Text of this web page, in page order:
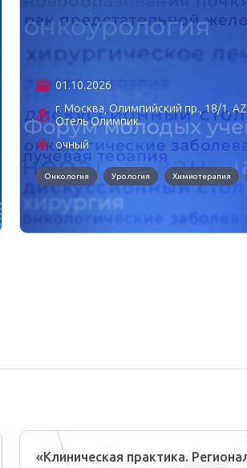
01.10.2026
г. Москва, Олимпийский пр., 18/1,
Отель Олимпик.
очный
Онкология Урология Химиотерапия
«Клиническая практика.